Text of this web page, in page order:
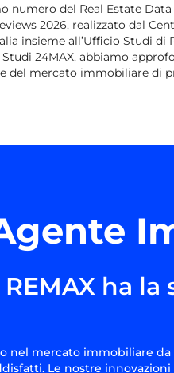
numero del Real Estate
2026, realizzato dal
insieme all’Ufficio Studi di
Studi 24MAX, abbiamo
del mercato immobiliare di
ha la
nel mercato immobiliare
Le nostre